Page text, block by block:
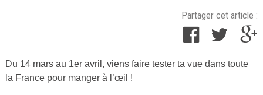
Partager cet article :
Publié
le
Du 14 mars au 1er avril, viens faire tester ta vue dans toute
la France pour manger à l’œil !